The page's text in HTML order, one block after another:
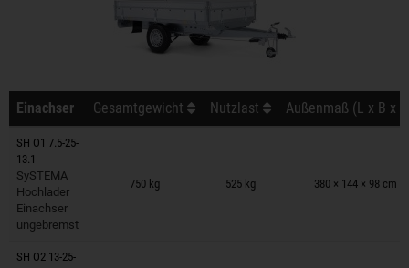
Einachser Gesamtgewicht Nutzlast Außenmaß (L x B x
SH O1 7.5-25-
13.1
SySTEMA
Hochlader
Einachser
ungebremst
750 kg 525 kg 380 × 144 × 98 cm
Anhänger auf Merkzettel
SH O2 13-25-